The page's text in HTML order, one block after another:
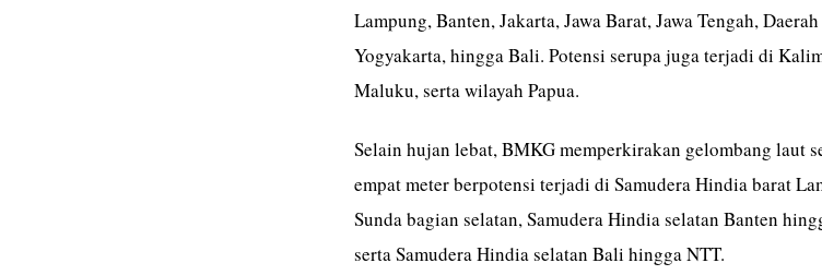
Lampung, Banten, Jakarta, Jawa Barat, Jawa Tengah,
Yogyakarta, hingga Bali. Potensi serupa juga terjadi di
Maluku, serta wilayah Papua.
Selain hujan lebat, BMKG memperkirakan gelombang laut
empat meter berpotensi terjadi di Samudera Hindia barat
Sunda bagian selatan, Samudera Hindia selatan Banten
serta Samudera Hindia selatan Bali hingga NTT.